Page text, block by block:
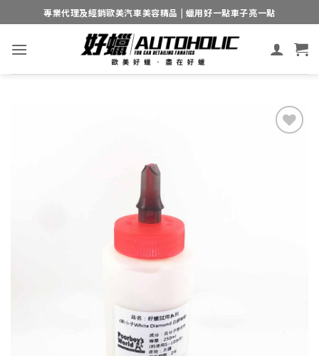
to
content
專業代理及經銷歐美汽車美容精品 | 蠟用好一點車子亮一點